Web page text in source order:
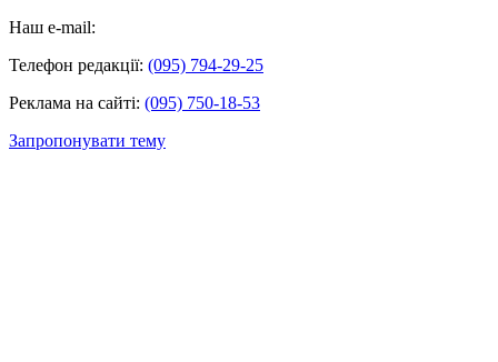
Наш e-mail:
Телефон редакції: (095) 794-29-25
Реклама на сайті: (095) 750-18-53
Запропонувати тему